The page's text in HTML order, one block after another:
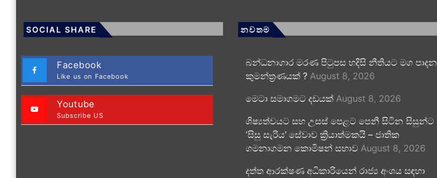
SOCIAL SHARE
Facebook
Like us on Facebook
Youtube
Subscribe US
නවතම
බන්ධනාගාර මරණ පිටුපස හදිසි නීතියට මග පාදන
කුමන්ත්‍රණයක් ? August 8, 2026
මෙටා සමාගමට දඩයක් August 8, 2026
ශිෂ්‍යත්වයට සහ උසස් පෙළට පෙනී සිටින සිසුන්ට
‘සිසු සැරිය’ සේවාව ක්‍රියාත්මකයි – ජාතික
ගමනාගමන කොමිෂන් සභාව August 8, 2026
දත්ත ආරක්ෂණ අධිකාරියෙන් රාජ්‍ය අංශය සඳහා